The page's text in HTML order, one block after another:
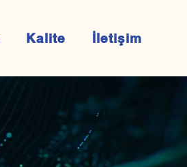
Kalite İletişim